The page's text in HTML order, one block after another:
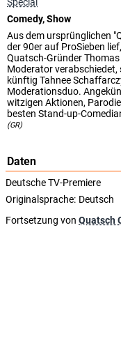
Comedy, Show
Aus dem ursprünglichen
der 90er auf ProSieben
Quatsch-Gründer
Moderator
künftig Tahnee
Moderationsduo.
witzigen Aktionen,
besten Stand-up-
(GR)
Daten
Deutsche TV-Premiere
Originalsprache: Deutsch
Fortsetzung von Quatsch